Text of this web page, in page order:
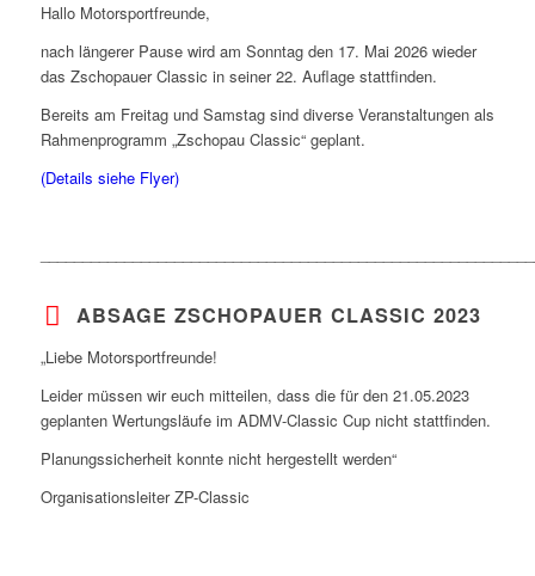
Hallo Motorsportfreunde,
nach längerer Pause wird am Sonntag den 17. Mai 2026 wieder
das Zschopauer Classic in seiner 22. Auflage stattfinden.
Bereits am Freitag und Samstag sind diverse Veranstaltungen als
Rahmenprogramm „Zschopau Classic“ geplant.
(Details siehe Flyer)
ABSAGE ZSCHOPAUER CLASSIC 2023
„Liebe Motorsportfreunde!
Leider müssen wir euch mitteilen, dass die für den 21.05.2023
geplanten Wertungsläufe im ADMV-Classic Cup nicht stattfinden.
Planungssicherheit konnte nicht hergestellt werden“
Organisationsleiter ZP-Classic